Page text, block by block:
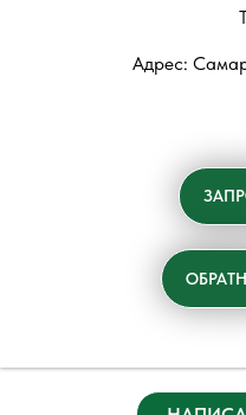
Адрес: